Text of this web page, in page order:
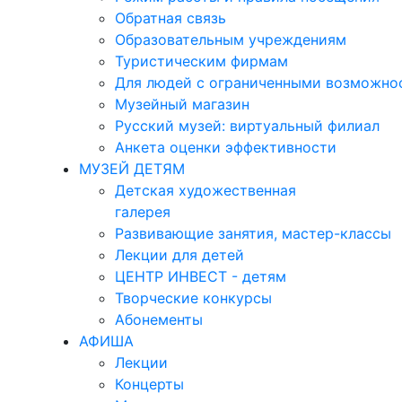
Обратная связь
Образовательным учреждениям
Туристическим фирмам
Для людей с ограниченными
Музейный магазин
Русский музей: виртуальный филиал
Анкета оценки эффективности
МУЗЕЙ ДЕТЯМ
Детская художественная
галерея
Развивающие занятия, мастер-классы
Лекции для детей
ЦЕНТР ИНВЕСТ - детям
Творческие конкурсы
Абонементы
АФИША
Лекции
Концерты